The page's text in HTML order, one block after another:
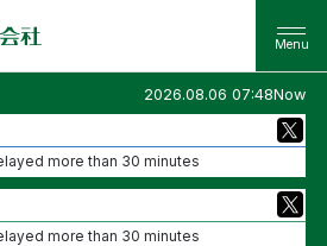
2026.08.06 07:48Now
more than 30 minutes
more than 30 minutes